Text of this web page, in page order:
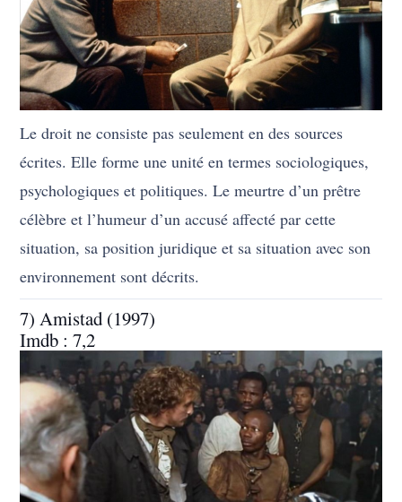
Le droit ne consiste pas seulement en des sources
écrites. Elle forme une unité en termes sociologiques,
psychologiques et politiques. Le meurtre d’un prêtre
célèbre et l’humeur d’un accusé affecté par cette
situation, sa position juridique et sa situation avec son
environnement sont décrits.
7) Amistad (1997)
Imdb : 7,2